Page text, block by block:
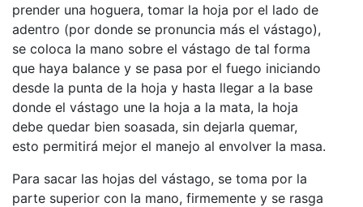
prender una hoguera, tomar la hoja por el lado de
adentro (por donde se pronuncia más el vástago),
se coloca la mano sobre el vástago de tal forma
que haya balance y se pasa por el fuego iniciando
desde la punta de la hoja y hasta llegar a la base
donde el vástago une la hoja a la mata, la hoja
debe quedar bien soasada, sin dejarla quemar,
esto permitirá mejor el manejo al envolver la masa.
Para sacar las hojas del vástago, se toma por la
parte superior con la mano, firmemente y se rasga